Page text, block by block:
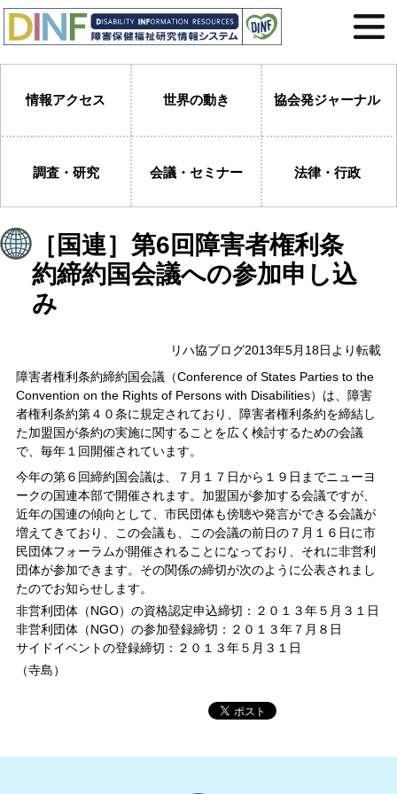
情報アクセス 世界の動き 協会発ジャーナル
調査・研究 会議・セミナー 法律・行政
［国連］第6回障害者権利条
約締約国会議への参加申し込
み
リハ協ブログ2013年5月18日より転載
障害者権利条約締約国会議（Conference of States Parties to the
Convention on the Rights of Persons with Disabilities）は、障害
者権利条約第４０条に規定されており、障害者権利条約を締結し
た加盟国が条約の実施に関することを広く検討するための会議
で、毎年１回開催されています。
今年の第６回締約国会議は、７月１７日から１９日までニューヨ
ークの国連本部で開催されます。加盟国が参加する会議ですが、
近年の国連の傾向として、市民団体も傍聴や発言ができる会議が
増えてきており、この会議も、この会議の前日の７月１６日に市
民団体フォーラムが開催されることになっており、それに非営利
団体が参加できます。その関係の締切が次のように公表されまし
たのでお知らせします。
非営利団体（NGO）の資格認定申込締切：２０１３年５月３１日
非営利団体（NGO）の参加登録締切：２０１３年７月８日
サイドイベントの登録締切：２０１３年５月３１日
（寺島）